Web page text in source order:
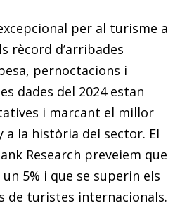
per al turisme a
rècord d’arribades
pernoctacions i
dades del 2024 estan
i marcant el millor
a la història del sector. El
Research preveiem que
5% i que se superin els
de turistes internacionals.